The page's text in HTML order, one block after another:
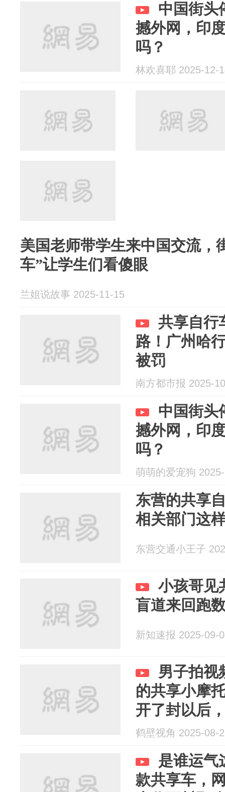
中国街头
撼外网，印
吗？
林欢喜耶 2025-12-
美国老师带学生来中国交流，
车”让学生们看傻眼
兰姐说故事 2025-11-15
共享自行
路！广州哈
被罚
南方都市报 2025-
中国街头
撼外网，印
吗？
萌萌的爱宠狗
东营的共享
相关部门这
东营交通小王子
小孩哥见
盲道来回跑
新知速报 2025-09-
男子拍视
的共享小摩
开了封以后
鹤壁视角 2025-08-
是谁运气
款共享车，